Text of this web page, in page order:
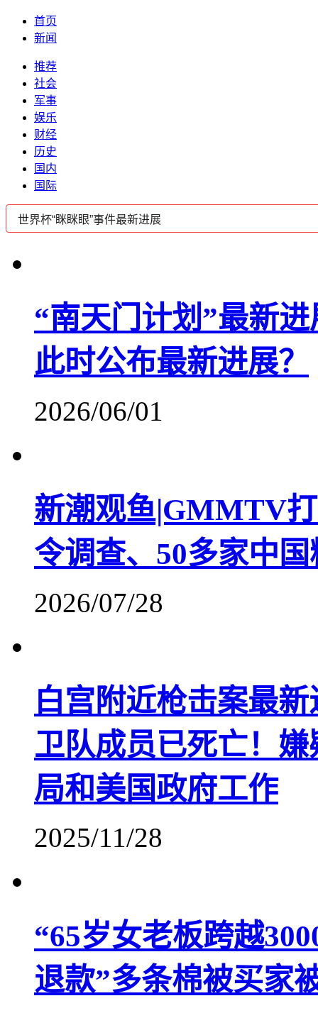
首页
新闻
推荐
社会
军事
娱乐
财经
历史
国内
国际
“南天门计划”最新
此时公布最新进展？
2026/06/01
新潮观鱼|GMMTV
令调查、50多家中
2026/07/28
白宫附近枪击案最
卫队成员已死亡！
局和美国政府工作
2025/11/28
“65岁女老板跨越
退款”多条棉被买家